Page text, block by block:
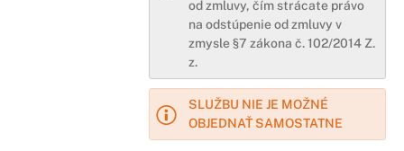
od zmluvy, čím strácate právo
na odstúpenie od zmluvy v
zmysle §7 zákona č. 102/2014 Z.
z.
SLUŽBU NIE JE MOŽNÉ
OBJEDNAŤ SAMOSTATNE